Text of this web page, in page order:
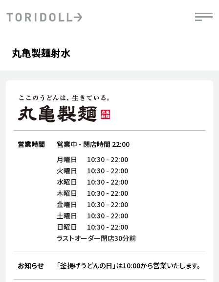
会社情報
株主・投資家情報
サステナビリティ
ブランド
店舗検索
店舗一覧
採用情報
デジタルトランス
フォーメーション戦略
DXビジョン2028
粟田社長が語る
トリドールのサステナビリティ
ステークホルダーとの
丸亀製麺射水
営業時間 営業中 - 閉店時間 22:00
月曜日 10:30 - 22:00
火曜日
10:30 - 22:00
水曜日
10:30 - 22:00
木曜日
10:30 - 22:00
金曜日
10:30 - 22:00
土曜日
10:30 - 22:00
日曜日
10:30 - 22:00
ラストオーダー閉店30分前
お知らせ 「釜揚げうどんの日」は10:00から営業いたします。